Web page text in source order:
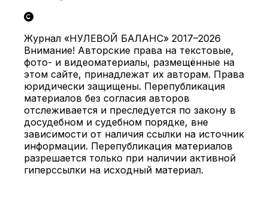
Журнал «НУЛЕВОЙ БАЛАНС» 2017–2026
Внимание! Авторские права на текстовые,
фото- и видеоматериалы, размещённые на
этом сайте, принадлежат их авторам. Права
юридически защищены. Перепубликация
материалов без согласия авторов
отслеживается и преследуется по закону в
досудебном и судебном порядке, вне
зависимости от наличия ссылки на источник
информации. Перепубликация материалов
разрешается только при наличии активной
гиперссылки на исходный материал.